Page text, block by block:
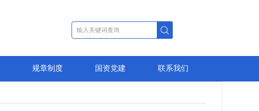
规章制度 国资党建 联系我们